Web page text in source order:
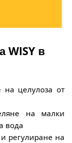
WISY в
на целулоза от
на малки
вода
регулиране на